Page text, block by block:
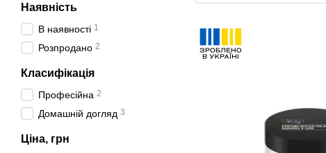
Наявність
В наявності 1
Розпродано 2
Класифікація
Професійна 2
Домашній догляд 3
Ціна, грн